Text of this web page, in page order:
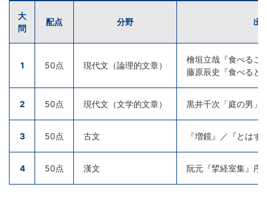
学
生
籍、
文
大
問
配点 分野 出
1 50点 現代文（論理的文章）
檜垣立哉『食べるこ
藤原辰史『食べると
2 50点 現代文（文学的文章） 黒井千次「庭の男」
3 50点 古文 『増鏡』／『とはず
4 50点 漢文 阮元『揅経室集』序